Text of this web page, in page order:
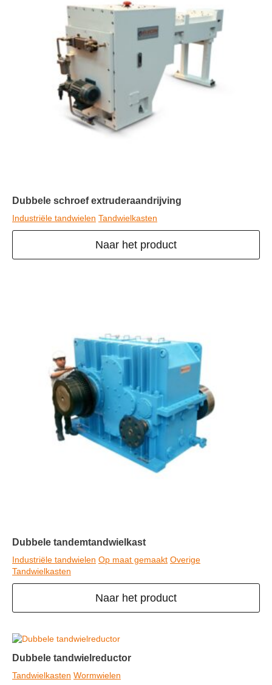
Dubbele schroef extruderaandrijving
Industriële tandwielen Tandwielkasten
Naar het product
Dubbele tandemtandwielkast
Industriële tandwielen Op maat gemaakt Overige
Tandwielkasten
Naar het product
Dubbele tandwielreductor
Tandwielkasten Wormwielen